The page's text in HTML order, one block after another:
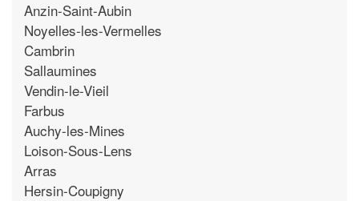
Anzin-Saint-Aubin
Noyelles-les-Vermelles
Cambrin
Sallaumines
Vendin-le-Vieil
Farbus
Auchy-les-Mines
Loison-Sous-Lens
Arras
Hersin-Coupigny